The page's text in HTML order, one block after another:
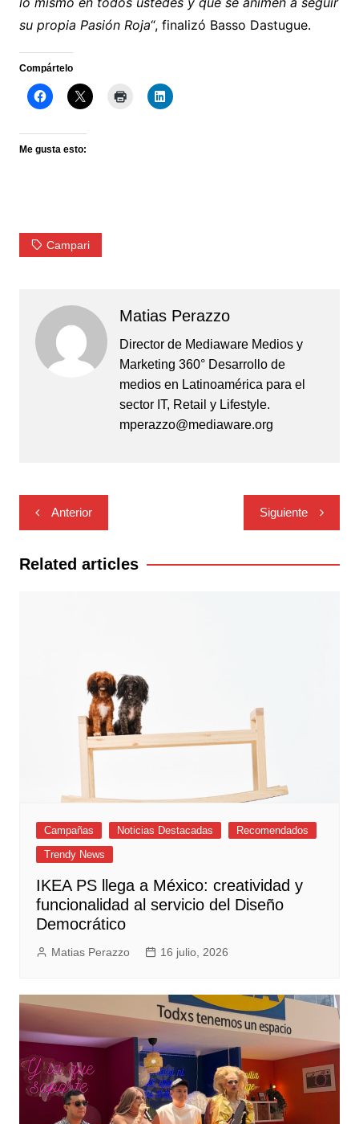
su propia Pasión Roja“, finalizó Basso Dastugue.
Compártelo
Me gusta esto:
Campari
Matias Perazzo
Director de Mediaware Medios y
Marketing 360° Desarrollo de
medios en Latinoamérica para el
sector IT, Retail y Lifestyle.
mperazzo@mediaware.org
Navegación
de
entradas
Anterior Siguiente
Related articles
Campañas Noticias Destacadas
Recomendados
Trendy News
IKEA PS llega a México: creatividad y
funcionalidad al servicio del Diseño
Democrático
Matias Perazzo 16 julio, 2026